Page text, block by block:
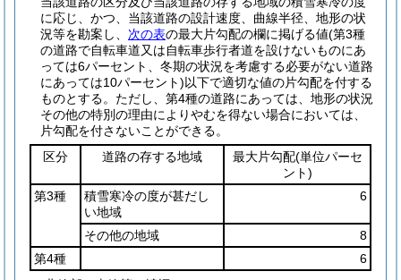
に応じ、かつ、当該道路の設計速度、曲線半径、地形の状
況等を勘案し、 次の表の最大片勾配の欄に掲げる値(第3種
の道路で自転車道又は自転車歩行者道を設けないものにあ
っては6パーセント、冬期の状況を考慮する必要がない道路
にあっては10パーセント)以下で適切な値の片勾配を付する
ものとする。 ただし、第4種の道路にあっては、地形の状況
その他の特別の理由によりやむを得ない場合においては、
片勾配を付さないことができる。
区分
道路の存する地域 最大片勾配(単位パーセ
ント)
第3種
積雪寒冷の度が甚だし
い地域
6
その他の地域
8
第4種
6